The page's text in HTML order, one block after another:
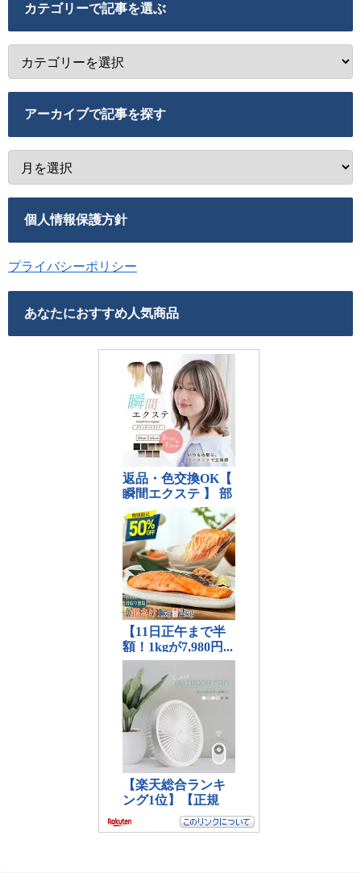
カテゴリーで記事を選ぶ
アーカイブで記事を探す
個人情報保護方針
プライバシーポリシー
あなたにおすすめ人気商品